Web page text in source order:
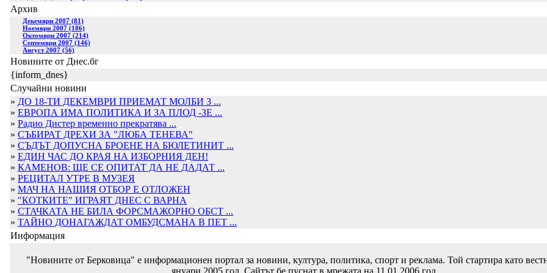
Архив
Декември 2007 (81)
Ноември 2007 (186)
Октомври 2007 (214)
Септември 2007 (146)
Август 2007 (56)
Новините от Днес.бг
{inform_dnes}
Случайни новини
» ДО 18-ТИ ДЕКЕМВРИ ПРИЕМАТ МОЛБИ З ...
» ЕВРОПА ИМА ПОЛИТИКА И ЗА ПЛОД -ЗЕ ...
» Радио Дистер временно прекратява ...
» СЪБИРАТ ДРЕХИ ЗА "ЛЮБА ТЕНЕВА"
» СЪДЪТ ДОПУСНА БРОЕНЕ НА БЮЛЕТИНИТ ...
» ЕДИН ЧАС ДО КРАЯ НА ИЗБОРНИЯ ДЕН!
» КАМЕНОВ: ЩЕ СЕ ОПИТАТ ДА НЕ ДАДАТ ...
» РЕЦИТАЛ УТРЕ В МУЗЕЯ
» МАЧ НА НАШИЯ ОТБОР Е ОТЛОЖЕН
» "КОТКИТЕ" ИГРАЯТ ДНЕС С ВАРНА
» СТАЧКАТА НЕ БИЛА ФОРСМАЖОРНО ОБСТ ...
» ТАЙНО ДОНАГАЖДАТ ОМБУДСМАНА В ПЕТ ...
Информация
"Новините от Берковица" е информационен портал за новини, култура, политика, спорт и реклама. Той стартира като
януари 2005 год. Сайтът бе пуснат в мрежата на 11.01.2006 год.